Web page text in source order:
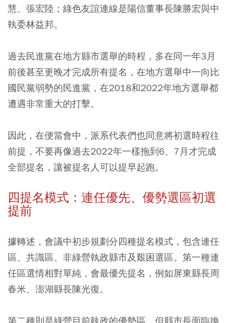
慧、張宏陸；綠色友誼連線是陽信董事長陳勝宏與中
執委林益邦。
過去民進黨在地方縣市選舉的時程，多在同一年3月
前後甚至更晚才完成所有提名，在地方選舉中一向比
國民黨弱勢的民進黨，在2018和2022年地方選舉都
遭遇非常重大的打擊。
因此，在便當會中，派系代表們也同意將初選時程往
前提，不要再像過去2022年一樣拖到6、7月才完成
全部提名，讓被提名人可以提早起跑。
四提名模式：連任優先、優勢選區初選
提前
據轉述，會議中初步規劃分四種提名模式，包含連任
區、共識區、非綠營執政縣市及艱困選區。第一種連
任區選情相對單純，會最優先提名，例如屏東縣長周
春米、澎湖縣長陳光復。
第二種則是綠營目前執政的優勢區，但縣市長面臨換